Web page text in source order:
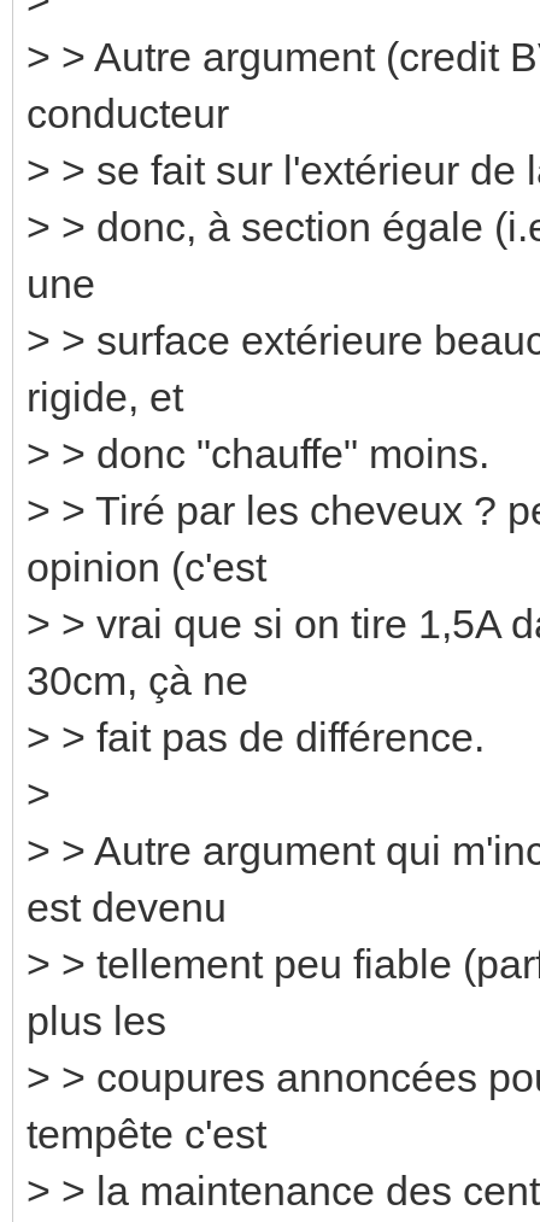
> > Autre argument (credit
conducteur
> > se fait sur l'extérieur de
> > donc, à section égale
une
> > surface extérieure
rigide, et
> > donc "chauffe" moins.
> > Tiré par les cheveux ?
opinion (c'est
> > vrai que si on tire 1,5A
30cm, çà ne
> > fait pas de différence.
>
> > Autre argument qui
est devenu
> > tellement peu fiable
plus les
> > coupures annoncées
tempête c'est
> > la maintenance des